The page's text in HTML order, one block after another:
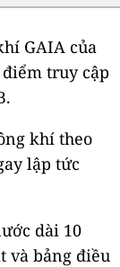
GAIA của
truy cập
khí theo
lập tức
dài 10
và bảng điều